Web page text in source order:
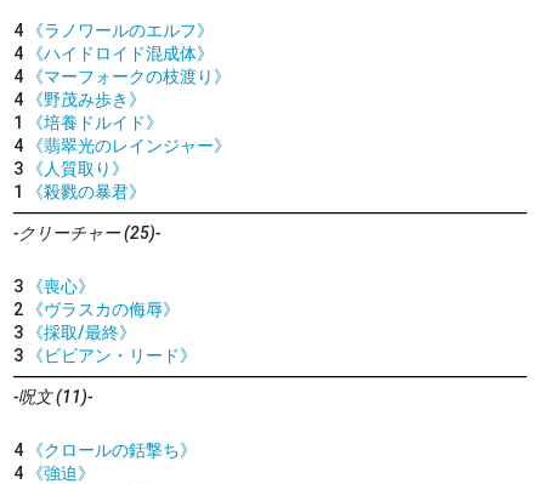
4
《ラノワールのエルフ》
4
《ハイドロイド混成体》
4
《マーフォークの枝渡り》
4
《野茂み歩き》
1
《培養ドルイド》
4
《翡翠光のレインジャー》
3
《人質取り》
1
《殺戮の暴君》
-クリーチャー (25)-
3
《喪心》
2
《ヴラスカの侮辱》
3
《採取/最終》
3
《ビビアン・リード》
-呪文 (11)-
4
《クロールの銛撃ち》
4
《強迫》